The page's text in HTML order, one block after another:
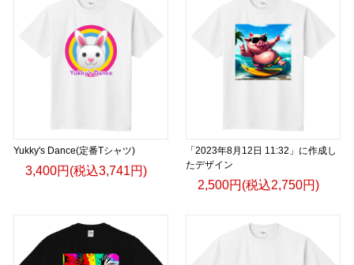
Yukky's Dance(定番Tシャツ)
3,400円(税込3,741円)
「2023年8月12日 11:32」に作成し
たデザイン
2,500円(税込2,750円)